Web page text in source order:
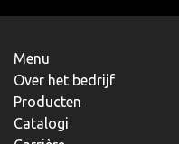
Menu
Over het bedrijf
Producten
Catalogi